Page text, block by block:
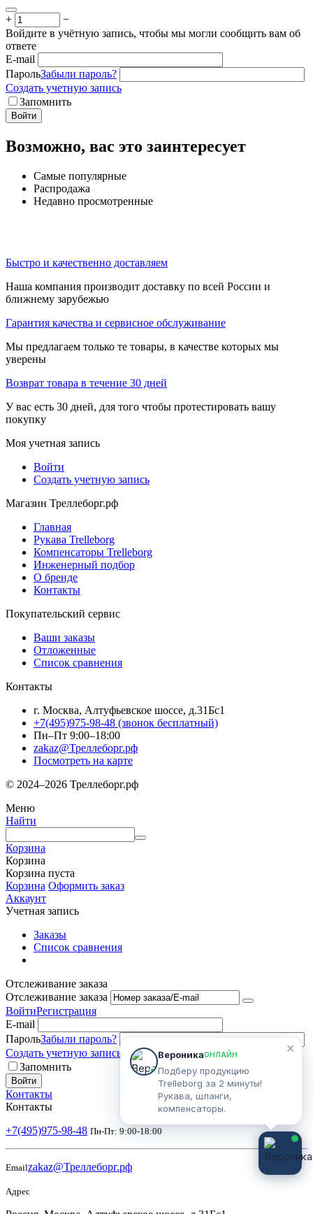
+
−
Войдите в учётную запись, чтобы мы могли сообщить вам об
ответе
E-mail
ПарольЗабыли пароль?
Создать учетную запись
Запомнить
Войти
Возможно, вас это заинтересует
Самые популярные
Распродажа
Недавно просмотренные
Быстро и качественно доставляем
Наша компания производит доставку по всей России и
ближнему зарубежью
Гарантия качества и сервисное обслуживание
Мы предлагаем только те товары, в качестве которых мы
уверены
Возврат товара в течение 30 дней
У вас есть 30 дней, для того чтобы протестировать вашу
покупку
Моя учетная запись
Войти
Создать учетную запись
Магазин Треллеборг.рф
Главная
Рукава Trelleborg
Компенсаторы Trelleborg
Инженерный подбор
О бренде
Контакты
Покупательский сервис
Ваши заказы
Отложенные
Список сравнения
Контакты
г. Москва, Алтуфьевское шоссе, д.31Бс1
+7(495)975-98-48 (звонок бесплатный)
Пн–Пт 9:00–18:00
zakaz@Треллеборг.рф
Посмотреть на карте
© 2024–2026 Треллеборг.рф
Меню
Найти
Корзина
Корзина
Корзина пуста
Корзина Оформить заказ
Аккаунт
Учетная запись
Заказы
Список сравнения
Отслеживание заказа
Отслеживание заказа
ВойтиРегистрация
E-mail
ПарольЗабыли пароль?
Создать учетную запись
Запомнить
Войти
Контакты
Контакты
+7(495)975-98-48 Пн-Пт: 9:00-18:00
Emailzakaz@Треллеборг.рф
Адрес
ВероникаОНЛАЙН
Подберу продукцию
Trelleborg за 2 минуты!
Рукава, шланги,
компенсаторы.
✕